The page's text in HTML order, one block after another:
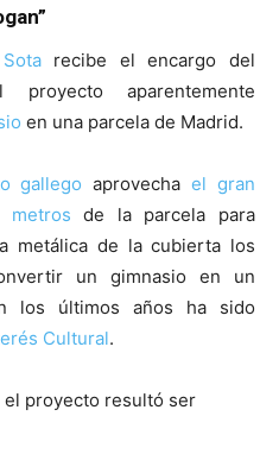
recibe el encargo del
proyecto aparentemente
en una parcela de Madrid.
gallego aprovechael gran
metros de la parcela para
metálica de la cubierta los
un gimnasio en un
los últimos años ha sido
Cultural.
proyecto resultó ser